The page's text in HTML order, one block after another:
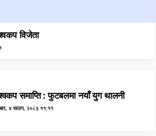
विजेता
समाप्ति : फुटबलमा नयाँ युग थालनी
४ साउन, २०८३ ११:११